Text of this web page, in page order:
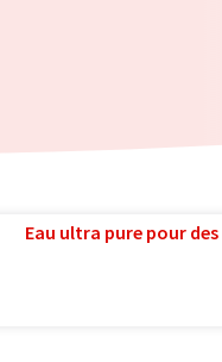
Eau ultra pure pour